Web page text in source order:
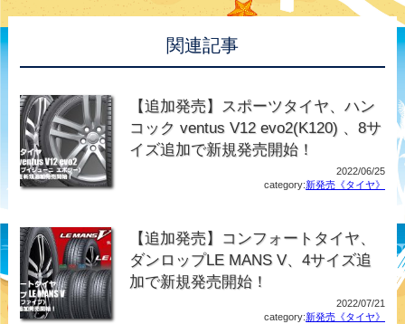
関連記事
【追加発売】スポーツタイヤ、ハン
コック ventus V12 evo2(K120) 、8サ
イズ追加で新規発売開始！
2022/06/25
category:新発売《タイヤ》
【追加発売】コンフォートタイヤ、
ダンロップLE MANS V、4サイズ追
加で新規発売開始！
2022/07/21
category:新発売《タイヤ》